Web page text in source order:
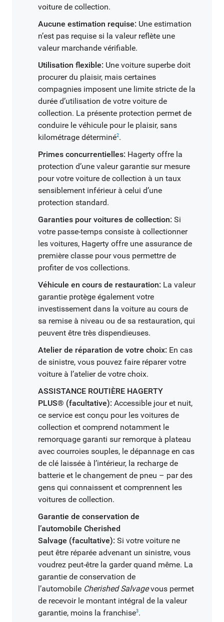
voiture de collection.
Aucune estimation requise: Une estimation
n’est pas requise si la valeur reflète une
valeur marchande vérifiable.
Utilisation flexible: Une voiture superbe doit
procurer du plaisir, mais certaines
compagnies imposent une limite stricte de la
durée d’utilisation de votre voiture de
collection. La présente protection permet de
conduire le véhicule pour le plaisir, sans
kilométrage déterminé2.
Primes concurrentielles: Hagerty offre la
protection d’une valeur garantie sur mesure
pour votre voiture de collection à un taux
sensiblement inférieur à celui d’une
protection standard.
Garanties pour voitures de collection: Si
votre passe-temps consiste à collectionner
les voitures, Hagerty offre une assurance de
première classe pour vous permettre de
profiter de vos collections.
Véhicule en cours de restauration: La valeur
garantie protège également votre
investissement dans la voiture au cours de
sa remise à niveau ou de sa restauration, qui
peuvent être très dispendieuses.
Atelier de réparation de votre choix: En cas
de sinistre, vous pouvez faire réparer votre
voiture à l’atelier de votre choix.
ASSISTANCE ROUTIÈRE HAGERTY
PLUS® (facultative): Accessible jour et nuit,
ce service est conçu pour les voitures de
collection et comprend notamment le
remorquage garanti sur remorque à plateau
avec courroies souples, le dépannage en cas
de clé laissée à l’intérieur, la recharge de
batterie et le changement de pneu – par des
gens qui connaissent et comprennent les
voitures de collection.
Garantie de conservation de
l’automobile Cherished
Salvage (facultative): Si votre voiture ne
peut être réparée advenant un sinistre, vous
voudrez peut-être la garder quand même. La
garantie de conservation de
l’automobile Cherished Salvagevous permet
de recevoir le montant intégral de la valeur
garantie, moins la franchise3.